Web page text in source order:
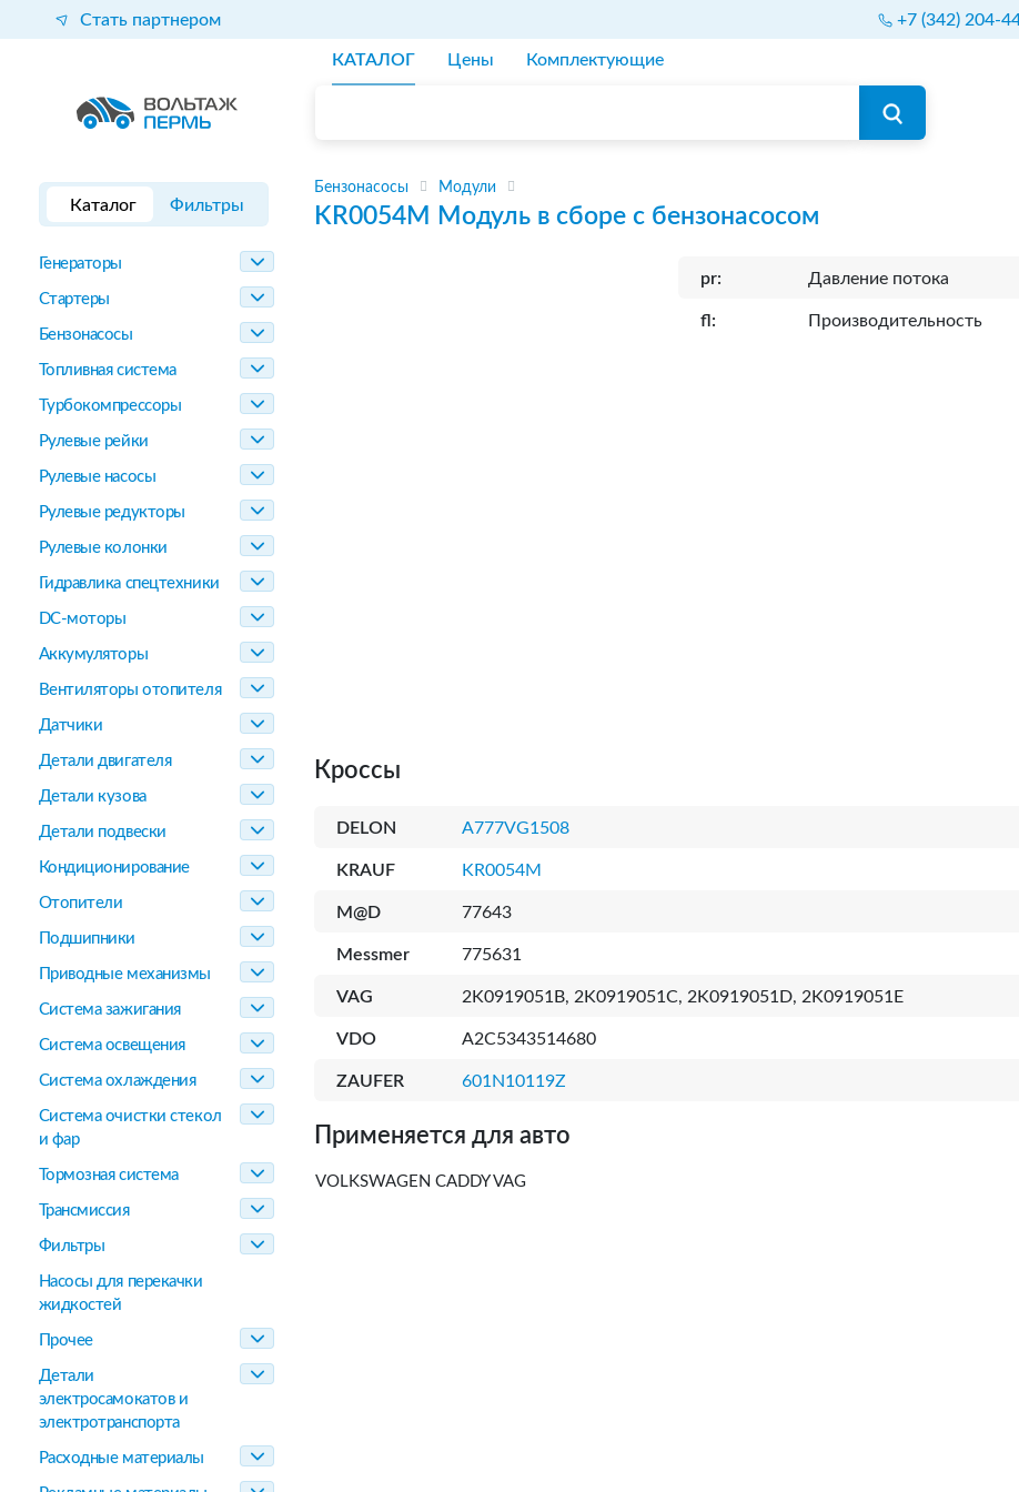
Стать партнером +7 (342) 204-
КАТАЛОГ Цены Комплектующие
Каталог Фильтры
Генераторы
Стартеры
Бензонасосы
Топливная система
Турбокомпрессоры
Рулевые рейки
Рулевые насосы
Рулевые редукторы
Рулевые колонки
Гидравлика спецтехники
DC-моторы
Аккумуляторы
Вентиляторы отопителя
Датчики
Детали двигателя
Детали кузова
Детали подвески
Кондиционирование
Отопители
Подшипники
Приводные механизмы
Система зажигания
Система освещения
Система охлаждения
Система очистки стекол
и фар
Тормозная система
Трансмиссия
Фильтры
Насосы для перекачки
жидкостей
Прочее
Детали
электросамокатов и
электротранспорта
Расходные материалы
Бензонасосы Модули
KR0054M Модуль в сборе с бензонасосом
pr: Давление потока
fl: Производительность
Кроссы
DELON A777VG1508
KRAUF KR0054M
M@D 77643
Messmer 775631
VAG 2K0919051B, 2K0919051C, 2K0919051D, 2K0919051E
VDO A2C5343514680
ZAUFER 601N10119Z
Применяется для авто
VOLKSWAGEN CADDY VAG